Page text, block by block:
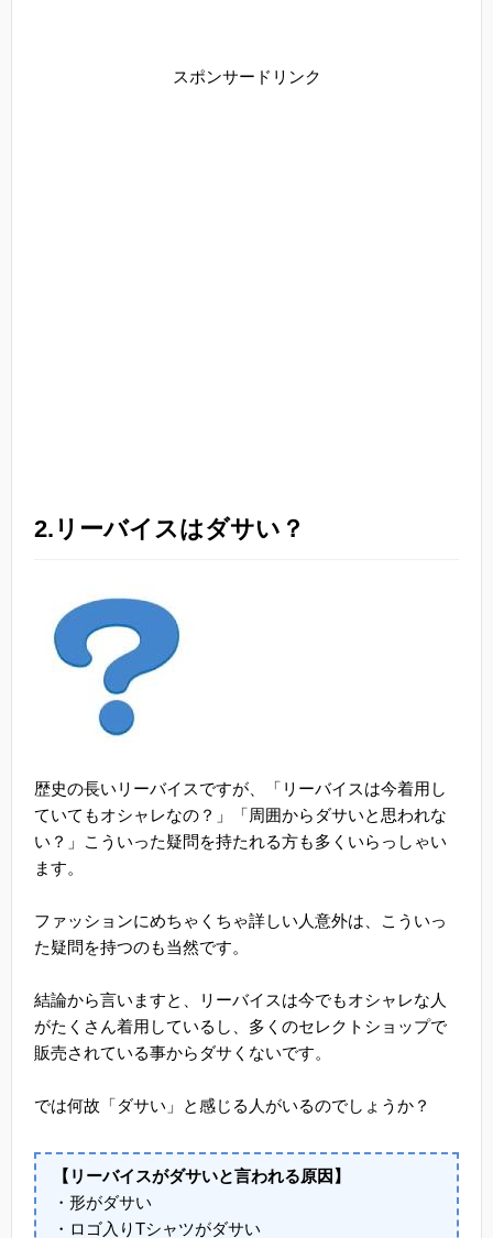
スポンサードリンク
2.リーバイスはダサい？
歴史の長いリーバイスですが、「リーバイスは今着用し
ていてもオシャレなの？」「周囲からダサいと思われな
い？」こういった疑問を持たれる方も多くいらっしゃい
ます。
ファッションにめちゃくちゃ詳しい人意外は、こういっ
た疑問を持つのも当然です。
結論から言いますと、リーバイスは今でもオシャレな人
がたくさん着用しているし、多くのセレクトショップで
販売されている事からダサくないです。
では何故「ダサい」と感じる人がいるのでしょうか？
【リーバイスがダサいと言われる原因】
・形がダサい
・ロゴ入りTシャツがダサい